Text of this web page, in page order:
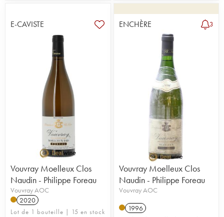
E-CAVISTE
Vouvray Moelleux Clos
Naudin - Philippe Foreau
Vouvray AOC
2020
Lot de 1 bouteille | 15 en stock
ENCHÈRE 3
Vouvray Moelleux Clos
Naudin - Philippe Foreau
Vouvray AOC
1996